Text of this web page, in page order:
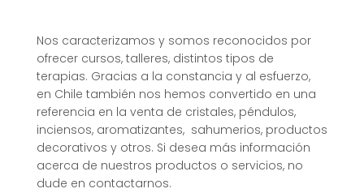
Nos caracterizamos y somos reconocidos por
ofrecer cursos, talleres, distintos tipos de
terapias. Gracias a la constancia y al esfuerzo,
en Chile también nos hemos convertido en una
referencia en la venta de cristales, péndulos,
inciensos, aromatizantes, sahumerios, productos
decorativos y otros. Si desea más información
acerca de nuestros productos o servicios, no
dude en contactarnos.